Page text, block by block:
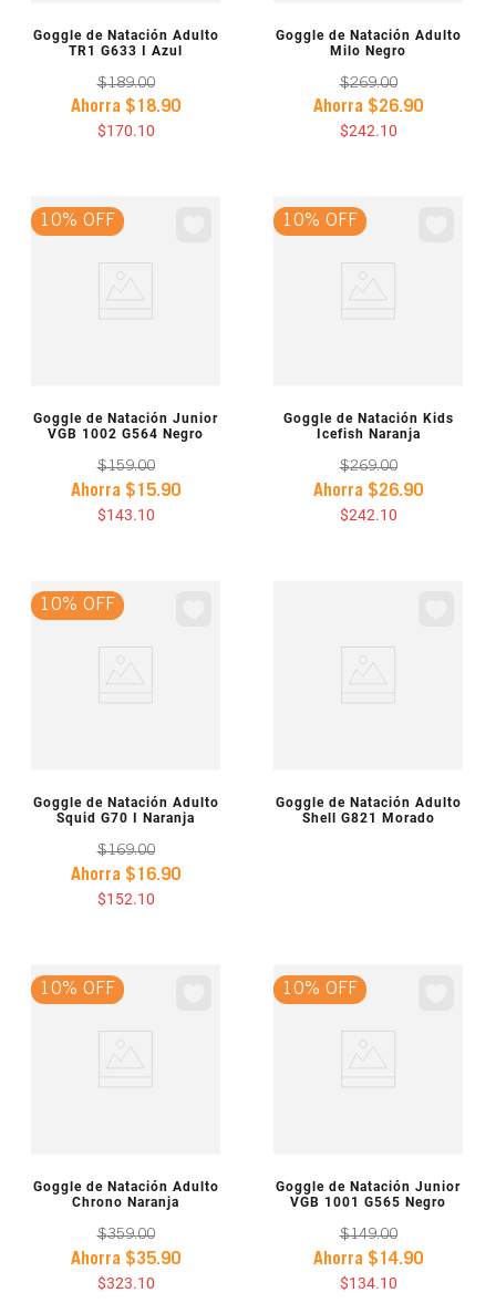
VISTA PREVIA
Goggle de Natación Adulto
TR1 G633 I Azul
$189.00
Ahorra $18.90
$170.10
VISTA PREVIA
Goggle de Natación Adulto
Milo Negro
$269.00
Ahorra $26.90
$242.10
10% OFF
VISTA PREVIA
Goggle de Natación Junior
VGB 1002 G564 Negro
$159.00
Ahorra $15.90
$143.10
10% OFF
VISTA PREVIA
Goggle de Natación Kids
Icefish Naranja
$269.00
Ahorra $26.90
$242.10
10% OFF
VISTA PREVIA
Goggle de Natación Adulto
Squid G70 I Naranja
$169.00
Ahorra $16.90
$152.10
VISTA PREVIA
Goggle de Natación Adulto
Shell G821 Morado
10% OFF
VISTA PREVIA
Goggle de Natación Adulto
Chrono Naranja
$359.00
Ahorra $35.90
$323.10
10% OFF
VISTA PREVIA
Goggle de Natación Junior
VGB 1001 G565 Negro
$149.00
Ahorra $14.90
$134.10